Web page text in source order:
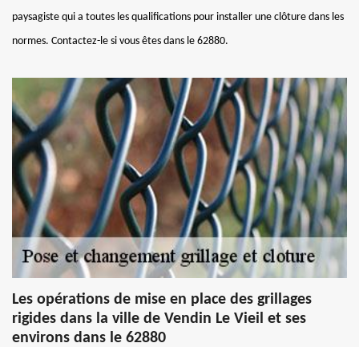
paysagiste qui a toutes les qualifications pour installer une clôture dans les
normes. Contactez-le si vous êtes dans le 62880.
Les opérations de mise en place des grillages
rigides dans la ville de Vendin Le Vieil et ses
environs dans le 62880